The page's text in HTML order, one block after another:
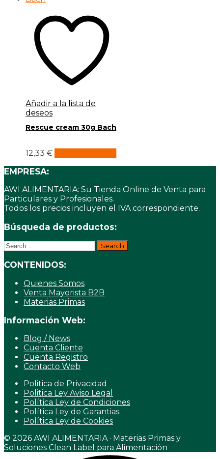
Añadir a la lista de
deseos
Rescue cream 30g Bach
12,33 €
EMPRESA:
AWI ALIMENTARIA: Su Tienda Online de Venta para
Particulares y Profesionales.
Todos los precios incluyen el IVA correspondiente.
Búsqueda de productos:
Search
for:
CONTENIDOS:
Quienes Somos
Venta Mayorista B2B
Materias Primas
Información Web:
Blog / News
Cuenta Cliente
Cuenta Registro
Contacto Web
Politica de Privacidad
Politica Ley Aviso Legal
Política Ley de Condiciones
Política Ley de Garantias
Política Ley de Cookies
© 2026 AWI ALIMENTARIA · Materias Primas y
Soluciones Clean Label para Alimentación